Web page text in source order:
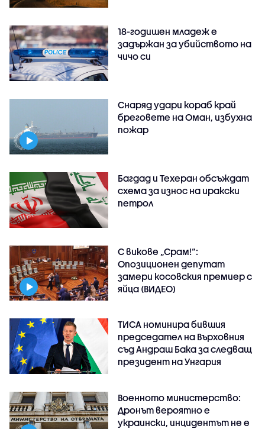
18-годишен младеж е
задържан за убийството на
чичо си
Снаряд удари кораб край
бреговете на Оман, избухна
пожар
Багдад и Техеран обсъждат
схема за износ на иракски
петрол
С викове „Срам!“:
Опозиционен депутат
замери косовския премиер с
яйца (ВИДЕО)
ТИСА номинира бившия
председател на Върховния
съд Андраш Бака за следващ
президент на Унгария
Военното министерство:
Дронът вероятно е
украински, инцидентът не е